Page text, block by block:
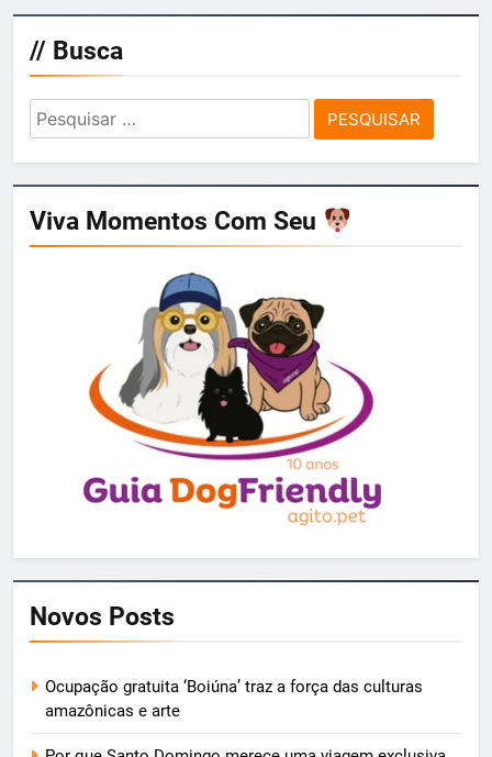
// Busca
Pesquisar
por:
Viva Momentos Com Seu
Novos Posts
Ocupação gratuita ‘Boiúna’ traz a força das culturas
amazônicas e arte